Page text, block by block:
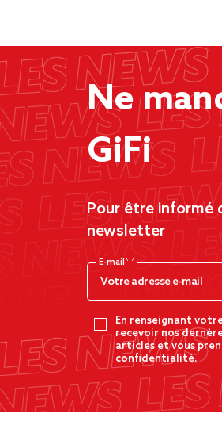
Ne
GiFi
Pour être informé
newsletter
E-mail*
En renseignant
recevoir nos
articles et vous
confidentialité.